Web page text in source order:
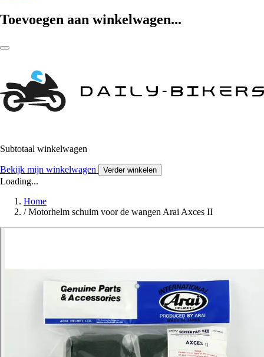
Toevoegen aan winkelwagen...
Subtotaal winkelwagen
Bekijk mijn winkelwagen Verder winkelen
Loading...
Home
/ Motorhelm schuim voor de wangen Arai Axces II